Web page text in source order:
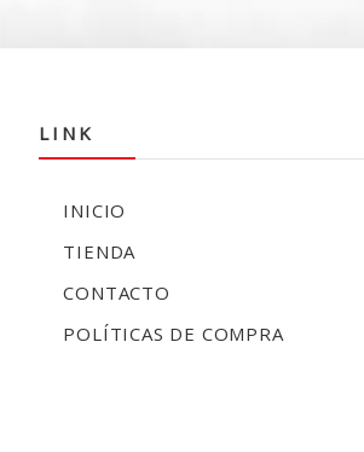
LINK
INICIO
TIENDA
CONTACTO
POLÍTICAS DE COMPRA